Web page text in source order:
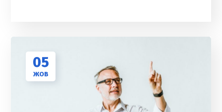
05
ЖОВ